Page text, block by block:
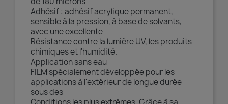
Adhésif : adhésif acrylique permanent,
sensible à la pression, à base de solvants,
avec une excellente
Résistance contre la lumière UV, les produits
chimiques et l'humidité.
Application sans eau
FILM spécialement développée pour les
applications à l'extérieur de longue durée
sous des